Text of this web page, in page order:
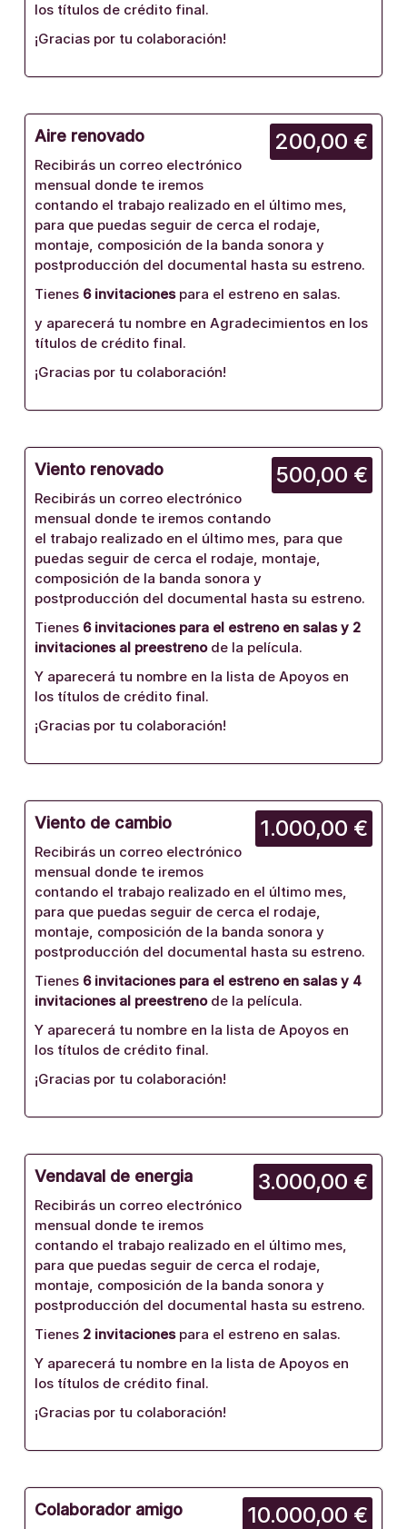
los títulos de crédito final.
¡Gracias por tu colaboración!
200,00 €
Aire renovado
Recibirás un correo electrónico
mensual donde te iremos
contando el trabajo realizado en el último mes,
para que puedas seguir de cerca el rodaje,
montaje, composición de la banda sonora y
postproducción del documental hasta su estreno.
Tienes 6 invitacionespara el estreno en salas.
y aparecerá tu nombre en Agradecimientos en los
títulos de crédito final.
¡Gracias por tu colaboración!
500,00 €
Viento renovado
Recibirás un correo electrónico
mensual donde te iremos contando
el trabajo realizado en el último mes, para que
puedas seguir de cerca el rodaje, montaje,
composición de la banda sonora y
postproducción del documental hasta su estreno.
Tienes 6 invitaciones para el estreno en salas y 2
invitaciones al preestrenode la película.
Y aparecerá tu nombre en la lista de Apoyos en
los títulos de crédito final.
¡Gracias por tu colaboración!
1.000,00 €
Viento de cambio
Recibirás un correo electrónico
mensual donde te iremos
contando el trabajo realizado en el último mes,
para que puedas seguir de cerca el rodaje,
montaje, composición de la banda sonora y
postproducción del documental hasta su estreno.
Tienes 6 invitaciones para el estreno en salas y 4
invitaciones al preestrenode la película.
Y aparecerá tu nombre en la lista de Apoyos en
los títulos de crédito final.
¡Gracias por tu colaboración!
3.000,00 €
Vendaval de energia
Recibirás un correo electrónico
mensual donde te iremos
contando el trabajo realizado en el último mes,
para que puedas seguir de cerca el rodaje,
montaje, composición de la banda sonora y
postproducción del documental hasta su estreno.
Tienes 2 invitacionespara el estreno en salas.
Y aparecerá tu nombre en la lista de Apoyos en
los títulos de crédito final.
¡Gracias por tu colaboración!
10.000,00 €
Colaborador amigo